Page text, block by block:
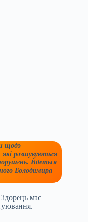
щодо
які розшукуються
Йдеться
Володимира
має